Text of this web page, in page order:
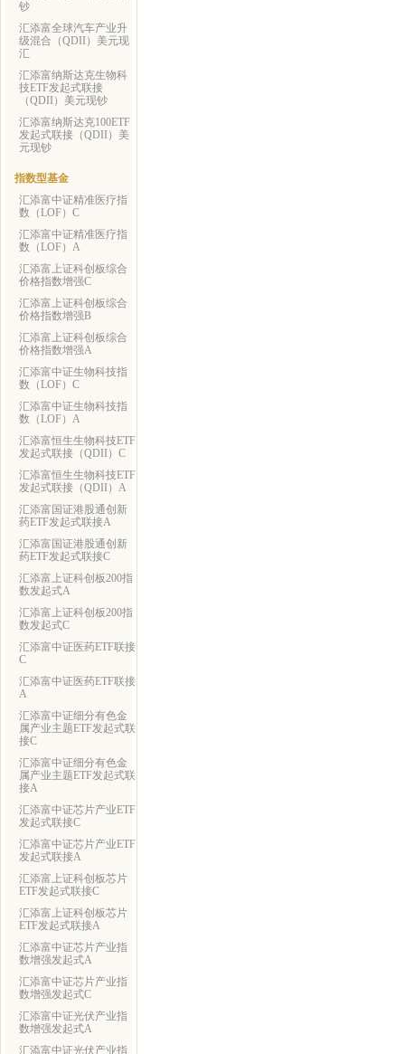
钞
汇添富全球汽车产业升
级混合（QDII）美元现
汇
汇添富纳斯达克生物科
技ETF发起式联接
（QDII）美元现钞
汇添富纳斯达克100ETF
发起式联接（QDII）美
元现钞
指数型基金
汇添富中证精准医疗指
数（LOF）C
汇添富中证精准医疗指
数（LOF）A
汇添富上证科创板综合
价格指数增强C
汇添富上证科创板综合
价格指数增强B
汇添富上证科创板综合
价格指数增强A
汇添富中证生物科技指
数（LOF）C
汇添富中证生物科技指
数（LOF）A
汇添富恒生生物科技ETF
发起式联接（QDII）C
汇添富恒生生物科技ETF
发起式联接（QDII）A
汇添富国证港股通创新
药ETF发起式联接A
汇添富国证港股通创新
药ETF发起式联接C
汇添富上证科创板200指
数发起式A
汇添富上证科创板200指
数发起式C
汇添富中证医药ETF联接
C
汇添富中证医药ETF联接
A
汇添富中证细分有色金
属产业主题ETF发起式联
接C
汇添富中证细分有色金
属产业主题ETF发起式联
接A
汇添富中证芯片产业ETF
发起式联接C
汇添富中证芯片产业ETF
发起式联接A
汇添富上证科创板芯片
ETF发起式联接C
汇添富上证科创板芯片
ETF发起式联接A
汇添富中证芯片产业指
数增强发起式A
汇添富中证芯片产业指
数增强发起式C
汇添富中证光伏产业指
数增强发起式A
汇添富中证光伏产业指